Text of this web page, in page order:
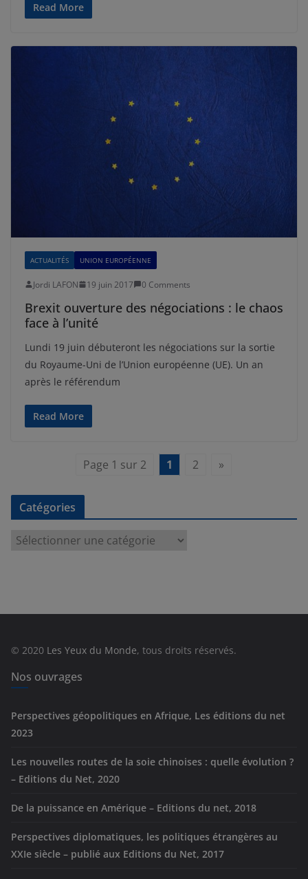
Read More
ACTUALITÉS UNION EUROPÉENNE
Jordi LAFON 19 juin 2017 0 Comments
Brexit ouverture des négociations : le chaos
face à l’unité
Lundi 19 juin débuteront les négociations sur la sortie
du Royaume-Uni de l’Union européenne (UE). Un an
après le référendum
Read More
Page 1 sur 2 1 2 »
Catégories
e
s
© 2020 Les Yeux du Monde, tous droits réservés.
Nos ouvrages
Perspectives géopolitiques en Afrique, Les éditions du net
2023
Les nouvelles routes de la soie chinoises : quelle évolution ?
– Editions du Net, 2020
De la puissance en Amérique – Editions du net, 2018
Perspectives diplomatiques, les politiques étrangères au
XXIe siècle – publié aux Editions du Net, 2017